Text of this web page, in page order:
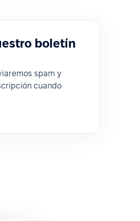
boletín
spam y
cuando